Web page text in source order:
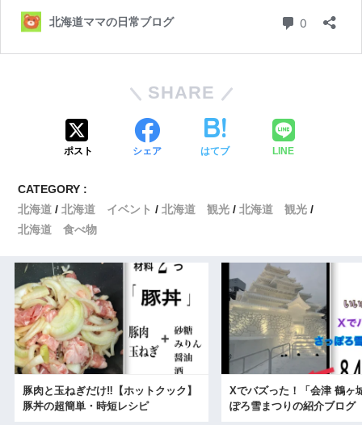
SHARE
ポスト シェア はてブ LINE
CATEGORY :
北海道
北海道 イベント 北海道 観光
北海道 観光
北海道 食べ物
豚肉と玉ねぎだけ‼【ホットクック】
豚丼の超簡単・時短レシピ
Xでバズった！「会津 鶴ヶ
ぽろ雪まつりの紹介ブログ